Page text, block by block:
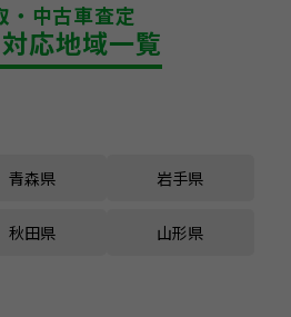
・中古車査定
応地域一覧
青森県 岩手県
秋田県 山形県